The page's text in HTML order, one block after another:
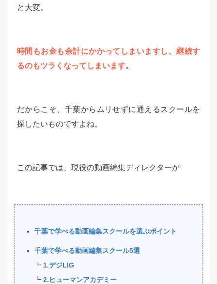
と大変。
時間もお金も余計にかかってしまいますし、継続す
るのもツラくなってしまいます。
だからこそ、千葉からムリせずに通えるスクールを
探したいものですよね。
この記事では、現役の動画編集ディレクターが
千葉で学べる動画編集スクールを選ぶポイント
千葉で学べる動画編集スクール5選
┗ 1.デジLIG
┗ 2.ヒューマンアカデミー